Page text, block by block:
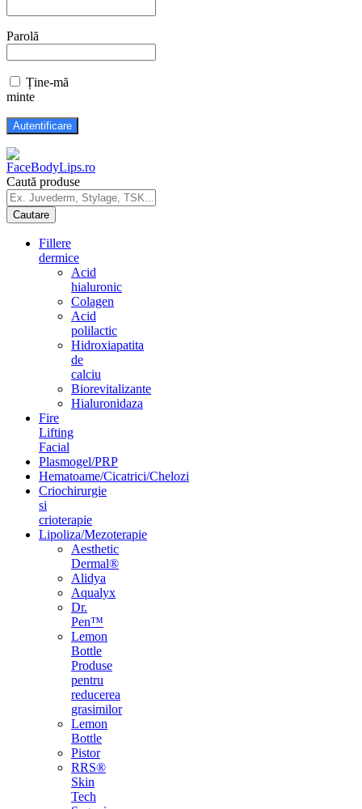
Parolă
Ține-mă
minte
Caută produse
Fillere
dermice
Acid
hialuronic
Colagen
Acid
polilactic
Hidroxiapatita
de
calciu
Biorevitalizante
Hialuronidaza
Fire
Lifting
Facial
Plasmogel/PRP
Hematoame/Cicatrici/Chelozi
Criochirurgie
si
crioterapie
Lipoliza/Mezoterapie
Aesthetic
Dermal®
Alidya
Aqualyx
Dr.
Pen™
Lemon
Bottle
Produse
pentru
reducerea
grasimilor
Lemon
Bottle
Pistor
RRS®
Skin
Tech